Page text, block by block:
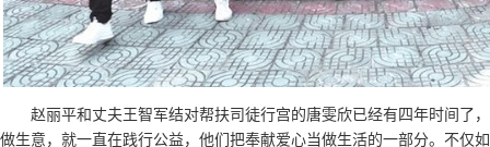
赵丽平和丈夫王智军结对帮扶司徒行宫的唐雯欣已经有四年时间了
做生意，就一直在践行公益，他们把奉献爱心当做生活的一部分。不仅